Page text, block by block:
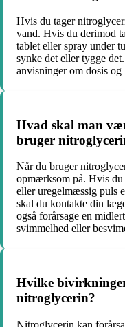
Hvis du tager
vand. Hvis du derimod
tablet eller spray under
synke det eller tygge
anvisninger om dosis
Hvad skal man
bruger
Når du bruger
opmærksom på. Hvis
eller uregelmæssig puls
skal du kontakte din
også forårsage en
svimmelhed eller
Hvilke
nitroglycerin?
Nitroglycerin kan